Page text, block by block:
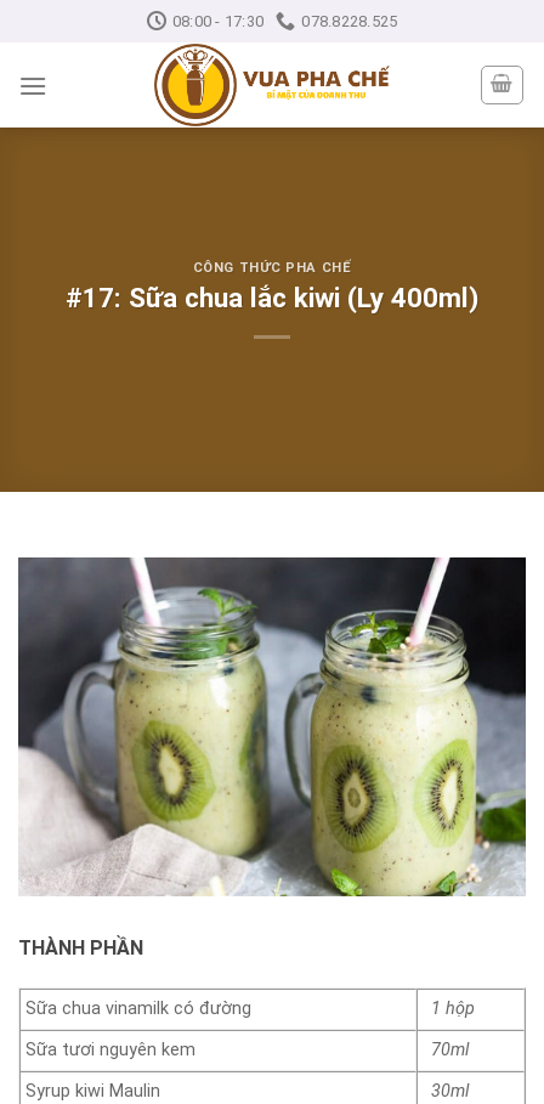
content
08:00 - 17:30 078.8228.525
CÔNG THỨC PHA CHẾ
#17: Sữa chua lắc kiwi (Ly 400ml)
THÀNH PHẦN
Sữa chua vinamilk có đường
1 hộp
Sữa tươi nguyên kem
70ml
Syrup kiwi Maulin
30ml